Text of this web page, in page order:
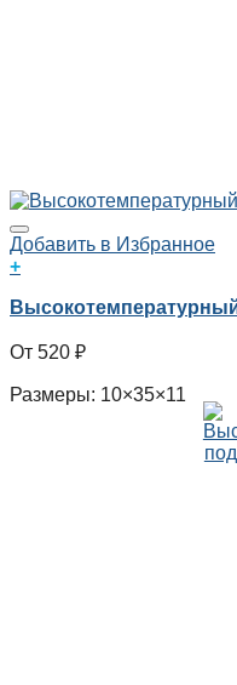
Добавить в Избранное
+
520 ₽
Размеры: 10×35×11